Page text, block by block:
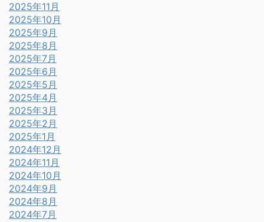
2025年11月
2025年10月
2025年9月
2025年8月
2025年7月
2025年6月
2025年5月
2025年4月
2025年3月
2025年2月
2025年1月
2024年12月
2024年11月
2024年10月
2024年9月
2024年8月
2024年7月